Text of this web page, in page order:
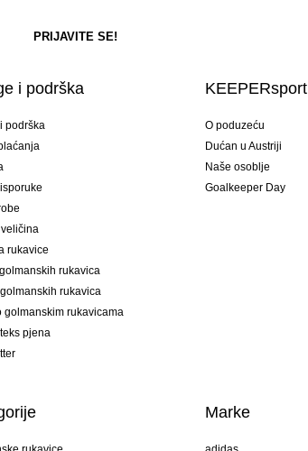
i podrška
podrška
rukavice
rukavica
rukavica
golmanskim rukavicama
pjena
KEEPERsport
O poduzeću
Dućan u Austriji
Naše osoblje
Goalkeeper Day
Marke